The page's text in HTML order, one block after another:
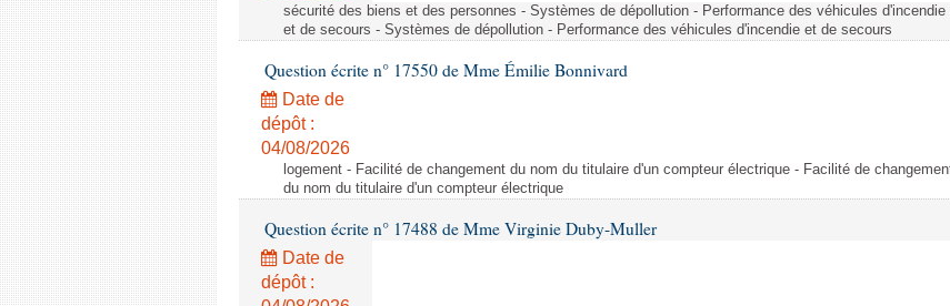
sécurité des biens et des personnes - Systèmes de dépollution - Performance des véhicules d'incendie
et de secours - Systèmes de dépollution - Performance des véhicules d'incendie et de secours
Question écrite n° 17550 de Mme Émilie Bonnivard
Date de
dépôt :
04/08/2026
logement - Facilité de changement du nom du titulaire d'un compteur électrique - Facilité de
du nom du titulaire d'un compteur électrique
Question écrite n° 17488 de Mme Virginie Duby-Muller
Date de
dépôt :